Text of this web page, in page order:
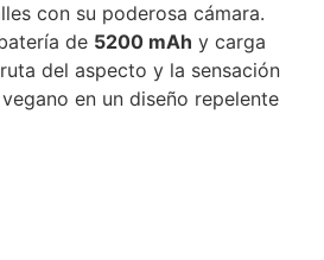
con su poderosa cámara.
de 5200 mAh y carga
del aspecto y la sensación
en un diseño repelente